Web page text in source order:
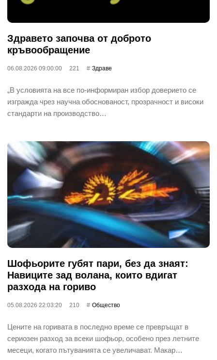
Здравето започва от доброто
кръвообращение
06.08.2026 09:00:00 221 Здраве
„В условията на все по-информиран избор доверието се
изгражда чрез научна обоснованост, прозрачност и високи
стандарти на производство…
Шофьорите губят пари, без да знаят:
Навиците зад волана, които вдигат
разхода на гориво
05.08.2026 22:03:20 210 Общество
Цените на горивата в последно време се превръщат в
сериозен разход за всеки шофьор, особено през летните
месеци, когато пътуванията се увеличават. Макар…